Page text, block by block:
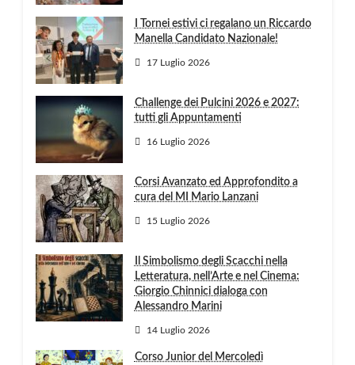
I Tornei estivi ci regalano un Riccardo
Manella Candidato Nazionale!
17 Luglio 2026
Challenge dei Pulcini 2026 e 2027:
tutti gli Appuntamenti
16 Luglio 2026
Corsi Avanzato ed Approfondito a
cura del MI Mario Lanzani
15 Luglio 2026
Il Simbolismo degli Scacchi nella
Letteratura, nell’Arte e nel Cinema:
Giorgio Chinnici dialoga con
Alessandro Marini
14 Luglio 2026
Corso Junior del Mercoledì